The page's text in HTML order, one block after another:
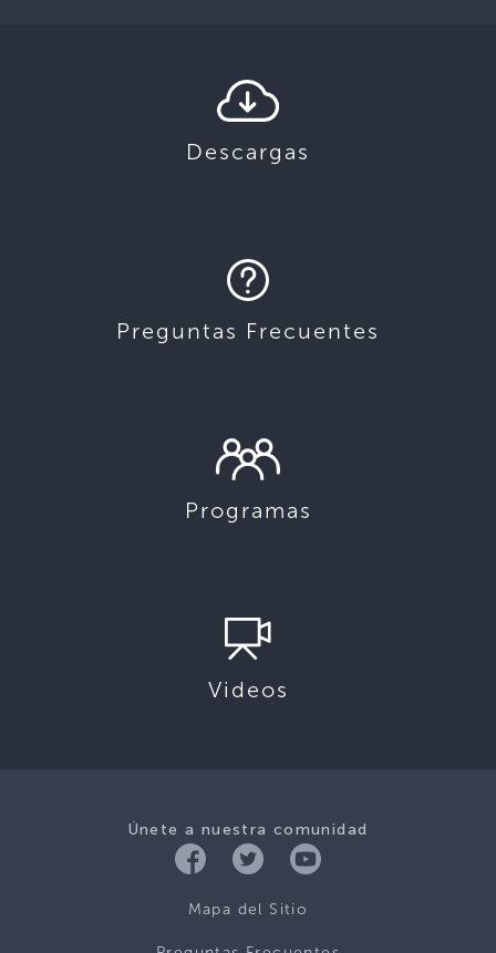
Descargas
Preguntas Frecuentes
Programas
Videos
Únete a nuestra comunidad
Mapa del Sitio